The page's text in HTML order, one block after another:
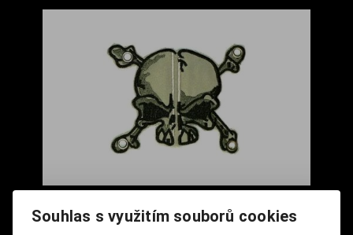
Nášivka připínací - Lebka khaki
Cena s DPH:150 Kč
Souhlas s využitím souborů cookies